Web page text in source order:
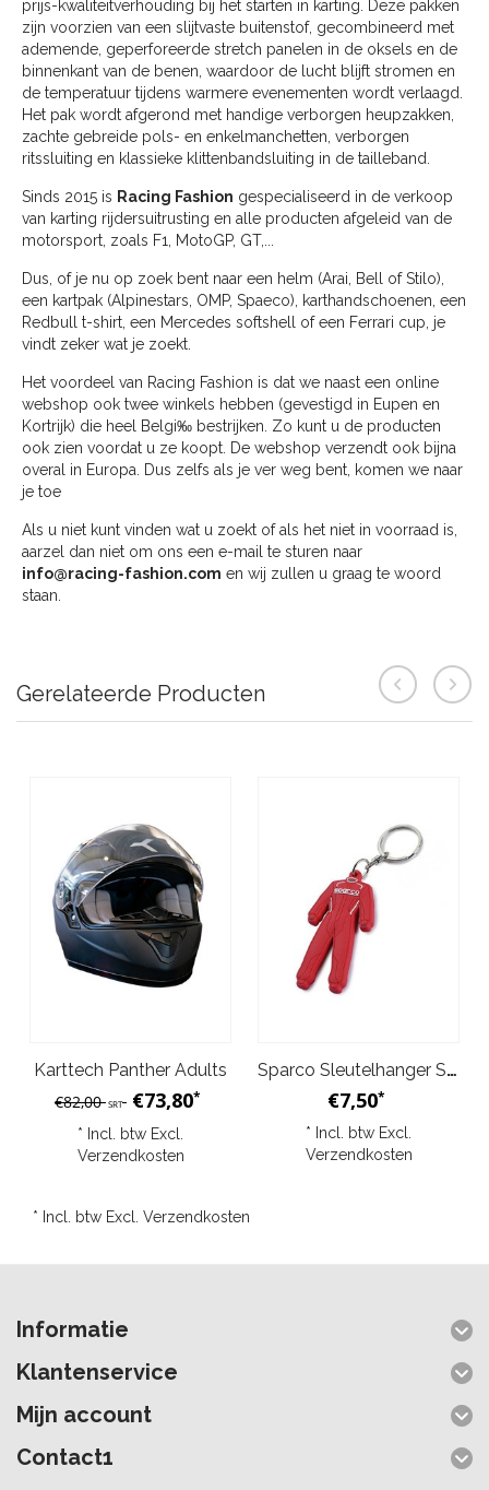
prijs-kwaliteitverhouding bij het starten in karting. Deze pakken
zijn voorzien van een slijtvaste buitenstof, gecombineerd met
ademende, geperforeerde stretch panelen in de oksels en de
binnenkant van de benen, waardoor de lucht blijft stromen en
de temperatuur tijdens warmere evenementen wordt verlaagd.
Het pak wordt afgerond met handige verborgen heupzakken,
zachte gebreide pols- en enkelmanchetten, verborgen
ritssluiting en klassieke klittenbandsluiting in de tailleband.
Sinds 2015 is Racing Fashion gespecialiseerd in de verkoop
van karting rijdersuitrusting en alle producten afgeleid van de
motorsport, zoals F1, MotoGP, GT,...
Dus, of je nu op zoek bent naar een helm (Arai, Bell of Stilo),
een kartpak (Alpinestars, OMP, Spaeco), karthandschoenen, een
Redbull t-shirt, een Mercedes softshell of een Ferrari cup, je
vindt zeker wat je zoekt.
Het voordeel van Racing Fashion is dat we naast een online
webshop ook twee winkels hebben (gevestigd in Eupen en
Kortrijk) die heel Belgi‰ bestrijken. Zo kunt u de producten
ook zien voordat u ze koopt. De webshop verzendt ook bijna
overal in Europa. Dus zelfs als je ver weg bent, komen we naar
je toe
Als u niet kunt vinden wat u zoekt of als het niet in voorraad is,
aarzel dan niet om ons een e-mail te sturen naar
info@racing-fashion.com en wij zullen u graag te woord
staan.
Gerelateerde Producten
Karttech Panther Adults
€82,00SRT €73,80*
* Incl. btw Excl.
Verzendkosten
Sparco Sleutelhanger Sparco pak Rood
€7,50*
* Incl. btw Excl.
Verzendkosten
* Incl. btw Excl. Verzendkosten
Informatie
Klantenservice
Mijn account
Contact1